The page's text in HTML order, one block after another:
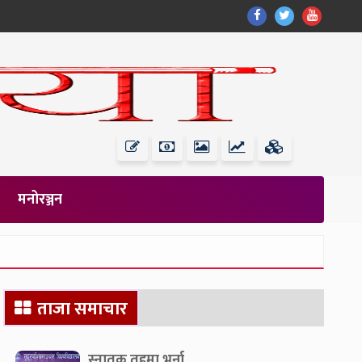
Find
Us
Facebook
Find
Us
Find
Us
मनोरञ्जन
Secondary
Sidebarताजा समाचार